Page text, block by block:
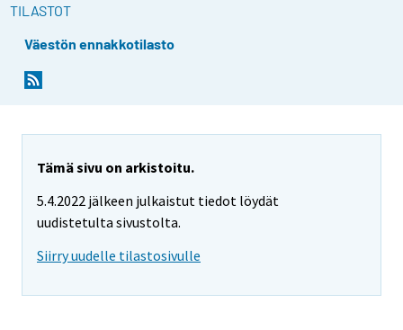
TILASTOT
Väestön ennakkotilasto
Tämä sivu on arkistoitu.
5.4.2022 jälkeen julkaistut tiedot löydät
uudistetulta sivustolta.
Siirry uudelle tilastosivulle